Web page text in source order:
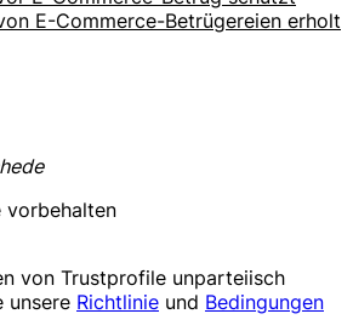
E-Commerce-Betrügereien erholt
von Trustprofile unparteiisch
unsere Richtlinie und Bedingungen